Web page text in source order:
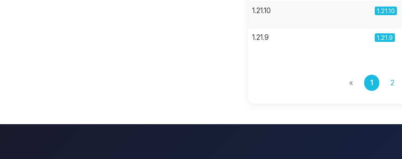
1.21.10 1.21.10
1.21.9 1.21.9
« 1 2